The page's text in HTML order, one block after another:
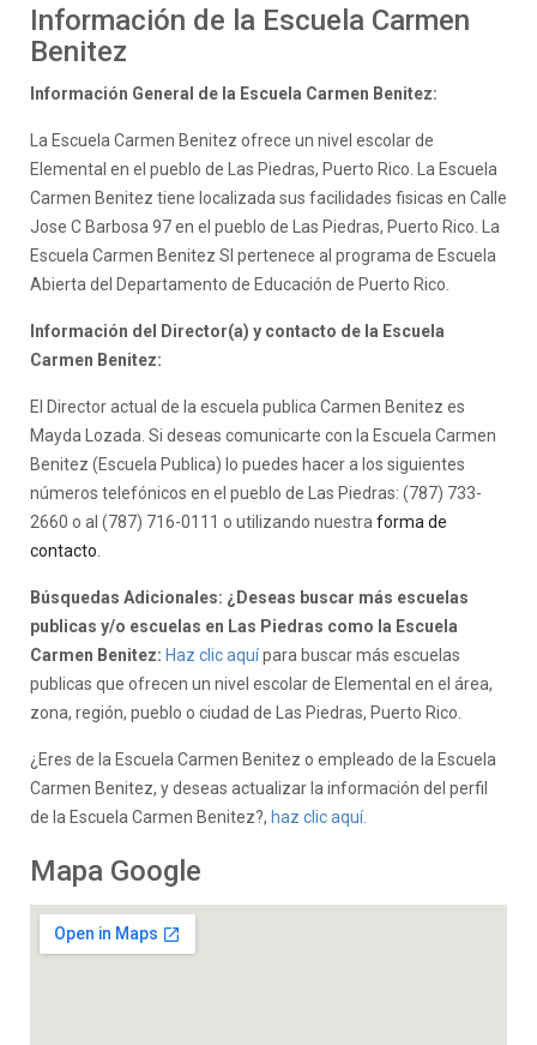
Información de la Escuela Carmen
Benitez
Información General de la Escuela Carmen Benitez:
La Escuela Carmen Benitez ofrece un nivel escolar de
Elemental en el pueblo de Las Piedras, Puerto Rico. La Escuela
Carmen Benitez tiene localizada sus facilidades fisicas en Calle
Jose C Barbosa 97 en el pueblo de Las Piedras, Puerto Rico. La
Escuela Carmen Benitez SI pertenece al programa de Escuela
Abierta del Departamento de Educación de Puerto Rico.
Información del Director(a) y contacto de la Escuela
Carmen Benitez:
El Director actual de la escuela publica Carmen Benitez es
Mayda Lozada. Si deseas comunicarte con la Escuela Carmen
Benitez (Escuela Publica) lo puedes hacer a los siguientes
números telefónicos en el pueblo de Las Piedras: (787) 733-
2660 o al (787) 716-0111 o utilizando nuestra forma de
contacto
Búsquedas Adicionales: ¿Deseas buscar más escuelas
publicas y/o escuelas en Las Piedras como la Escuela
Carmen Benitez: Haz clic aquípara buscar más escuelas
publicas que ofrecen un nivel escolar de Elemental en el área,
zona, región, pueblo o ciudad de Las Piedras, Puerto Rico.
¿Eres de la Escuela Carmen Benitez o empleado de la Escuela
Carmen Benitez, y deseas actualizar la información del perfil
de la Escuela Carmen Benitez?, haz clic aquí.
Mapa Google